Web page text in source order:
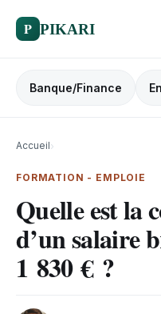
P PIKARI
Banque/Finance
Accueil›
FORMATION - EMPLOIE
​Quelle est la
d’un salaire
1 830 € ?​